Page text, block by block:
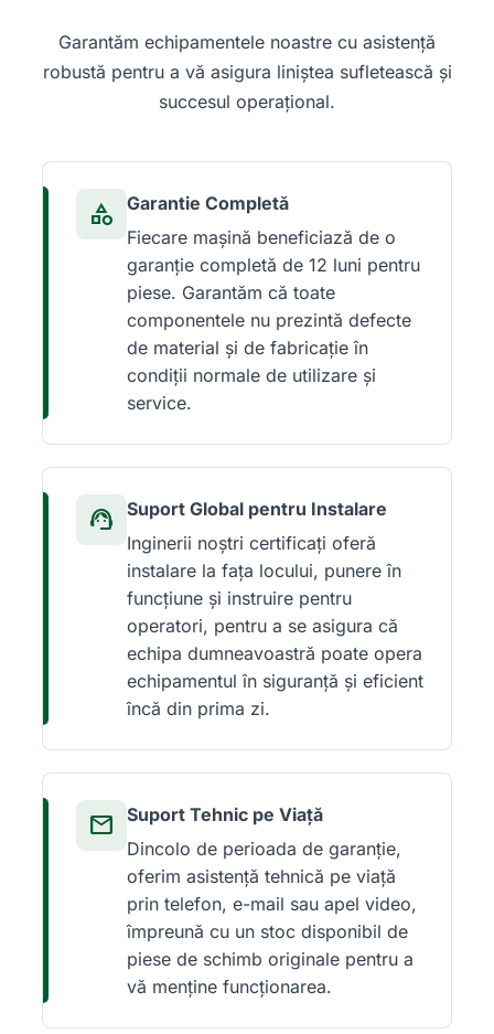
Garantăm echipamentele noastre cu asistență
robustă pentru a vă asigura liniștea sufletească și
succesul operațional.
category
Garantie Completă
Fiecare mașină beneficiază de o
garanție completă de 12 luni pentru
piese. Garantăm că toate
componentele nu prezintă defecte
de material și de fabricație în
condiții normale de utilizare și
service.
support_agent
Suport Global pentru Instalare
Inginerii noștri certificați oferă
instalare la fața locului, punere în
funcțiune și instruire pentru
operatori, pentru a se asigura că
echipa dumneavoastră poate opera
echipamentul în siguranță și eficient
încă din prima zi.
mail
Suport Tehnic pe Viață
Dincolo de perioada de garanție,
oferim asistență tehnică pe viață
prin telefon, e-mail sau apel video,
împreună cu un stoc disponibil de
piese de schimb originale pentru a
vă menține funcționarea.